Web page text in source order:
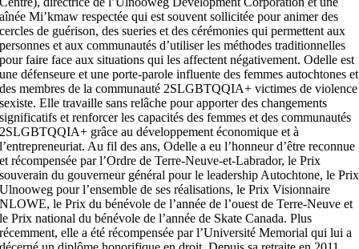
aînée Mi’kmaw respectée qui est souvent sollicitée pour animer des
cercles de guérison, des sueries et des cérémonies qui permettent aux
personnes et aux communautés d’utiliser les méthodes traditionnelles
pour faire face aux situations qui les affectent négativement.Odelle est
une défenseure et une porte-parole influente des femmes autochtones et
des membres de la communauté 2SLGBTQQIA+ victimes de violence
sexiste. Elle travaille sans relâche pour apporter des changements
significatifs et renforcer les capacités des femmes et des communautés
2SLGBTQQIA+ grâce au développement économique et à
l’entrepreneuriat. Au fil des ans, Odelle a eu l’honneur d’être reconnue
et récompensée par l’Ordre de Terre-Neuve-et-Labrador, le Prix
souverain du gouverneur général pour le leadership Autochtone, le Prix
Ulnooweg pour l’ensemble de ses réalisations, le Prix Visionnaire
NLOWE, le Prix du bénévole de l’année de l’ouest de Terre-Neuve et
le Prix national du bénévole de l’année de Skate Canada. Plus
récemment, elle a été récompensée par l’Université Memorial qui lui a